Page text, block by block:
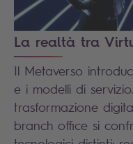
La realtà tra
Il Metaverso
e i modelli di
trasformazione
branch office si